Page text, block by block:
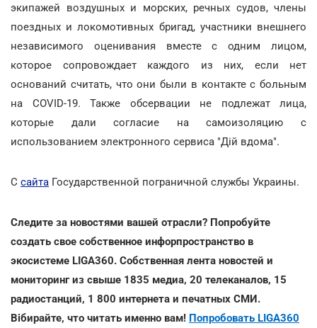
экипажей воздушных и морских, речных судов, члены
поездных и локомотивных бригад, участники внешнего
независимого оценивания вместе с одним лицом,
которое сопровождает каждого из них, если нет
оснований считать, что они были в контакте с больным
на COVID-19. Также обсервации не подлежат лица,
которые дали согласие на самоизоляцию с
использованием электронного сервиса "Дій вдома".
С сайта Государственной пограничной службы Украины.
Следите за новостями вашей отрасли? Попробуйте
создать свое собственное инфорпространство в
экосистеме LIGA360. Собственная лента новостей и
мониторинг из свыше 1835 медиа, 20 телеканалов, 15
радиостанций, 1 800 интернета и печатных СМИ.
Вібирайте, что читать именно вам! Попробовать LIGA360